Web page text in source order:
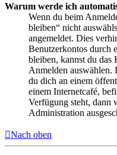
Warum werde ich
Wenn du beim
bleiben“ nicht
angemeldet. Dies
Benutzerkontos durch
bleiben, kannst du das
Anmelden auswählen.
du dich an einem
einem Internetcafé,
Verfügung steht, dann
Administration
Nach oben